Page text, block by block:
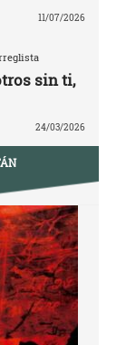
11/07/2026
sin ti,
24/03/2026